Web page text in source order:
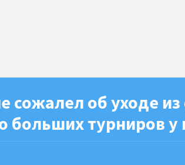
сожалел об уходе
больших турниров у